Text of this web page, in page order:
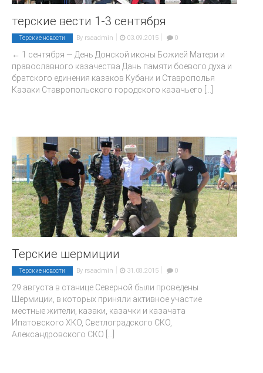
терские вести 1-3 сентября
Терские новости By rsaadmin 03.09.2015 0
← 1 сентября — День Донской иконы Божией Матери и
православного казачества Дань памяти боевого духа и
братского единения казаков Кубани и Ставрополья
Казаки Ставропольского городского казачьего [...]
Терские шермиции
Терские новости By rsaadmin 31.08.2015 0
29 августа в станице Северной были проведены
Шермиции, в которых приняли активное участие
местные жители, казаки, казачки и казачата
Ипатовского ХКО, Светлоградского СКО,
Александровского СКО